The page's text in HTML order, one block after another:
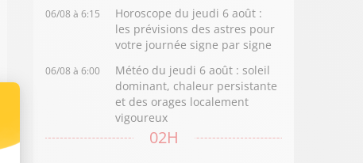
06/08 à 6:15
Horoscope du jeudi 6 août :
les prévisions des astres pour
votre journée signe par signe
06/08 à 6:00
Météo du jeudi 6 août : soleil
dominant, chaleur persistante
et des orages localement
vigoureux
02H